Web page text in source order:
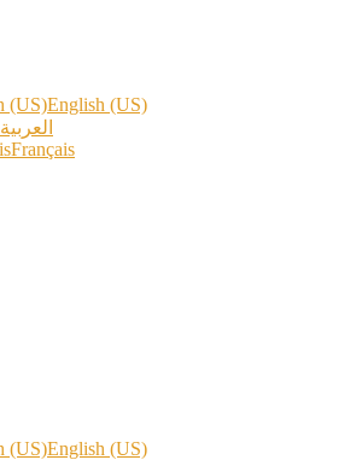
English (US)
العربية
Français
English (US)